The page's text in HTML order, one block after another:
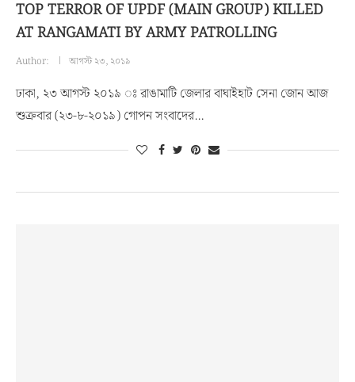
TOP TERROR OF UPDF (MAIN GROUP) KILLED
AT RANGAMATI BY ARMY PATROLLING
Author: আগস্ট ২৩, ২০১৯
ঢাকা, ২৩ আগস্ট ২০১৯ ঃ রাঙামাটি জেলার বাঘাইহাট সেনা জোন আজ
শুক্রবার (২৩-৮-২০১৯) গোপন সংবাদের…